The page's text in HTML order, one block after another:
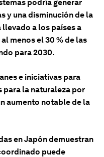
podría generar
y una disminución de la
a los países a
menos el 30 % de las
para 2030.
e iniciativas para
para la naturaleza por
aumento notable de la
en Japón demuestran
puede